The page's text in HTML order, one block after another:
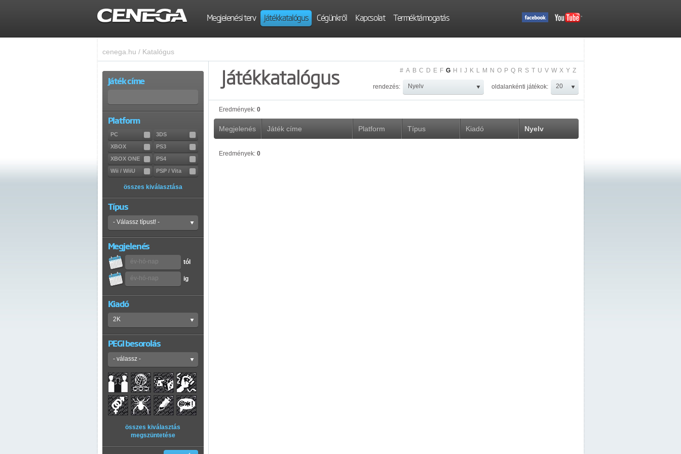
Megjelenési terv Játékkatalógus Cégünkről Kapcsolat Terméktámogatás
cenega.hu / Katalógus
Játék címe
Platform
PC
3DS
XBOX
PS3
XBOX ONE
PS4
Wii / WiiU
PSP / Vita
összes kiválasztása
Típus
Megjelenés
tól
ig
Kiadó
PEGI besorolás
összes kiválasztás
megszüntetése
Játékkatalógus # A B C D E F G H J K L M N O P Q R S T U V W X Y Z
rendezés: oldalankénti játékok:
Eredmények: 0
Megjelenés Játék címe Platform Típus Kiadó Nyelv
Eredmények: 0